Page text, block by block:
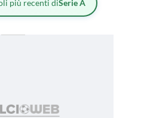
più recenti diSerie A